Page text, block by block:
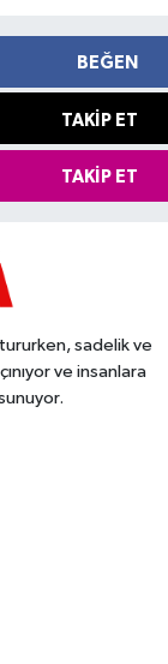
BEĞEN
TAKIP ET
TAKIP ET
sadelik ve
ve insanlara